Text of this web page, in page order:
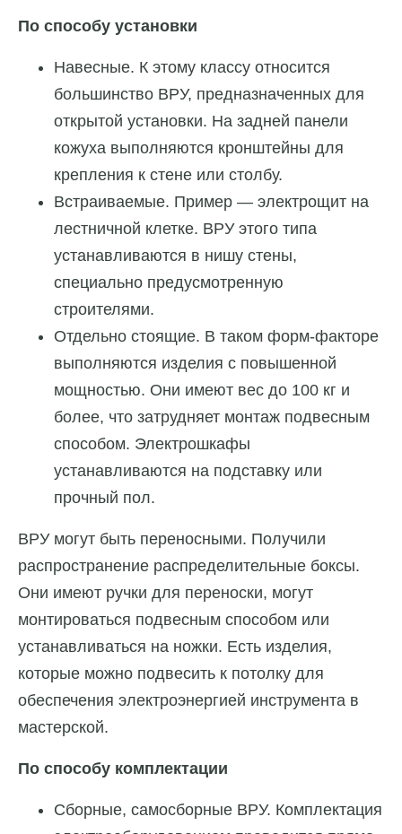
По способу установки
Навесные. К этому классу относится
большинство ВРУ, предназначенных для
открытой установки. На задней панели
кожуха выполняются кронштейны для
крепления к стене или столбу.
Встраиваемые. Пример — электрощит на
лестничной клетке. ВРУ этого типа
устанавливаются в нишу стены,
специально предусмотренную
строителями.
Отдельно стоящие. В таком форм-факторе
выполняются изделия с повышенной
мощностью. Они имеют вес до 100 кг и
более, что затрудняет монтаж подвесным
способом. Электрошкафы
устанавливаются на подставку или
прочный пол.
ВРУ могут быть переносными. Получили
распространение распределительные боксы.
Они имеют ручки для переноски, могут
монтироваться подвесным способом или
устанавливаться на ножки. Есть изделия,
которые можно подвесить к потолку для
обеспечения электроэнергией инструмента в
мастерской.
По способу комплектации
Сборные, самосборные ВРУ. Комплектация